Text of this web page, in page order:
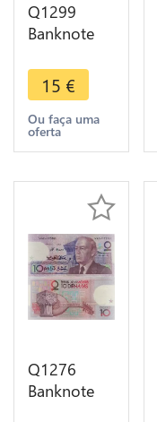
Q1299
Banknote
Francs 1941
-> Make
offer
15 €
Ou faça uma
oferta
Q1276
Banknote